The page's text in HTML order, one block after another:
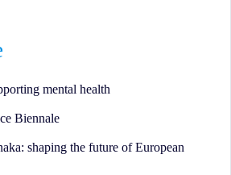
mental health
Biennale
shaping the future of European